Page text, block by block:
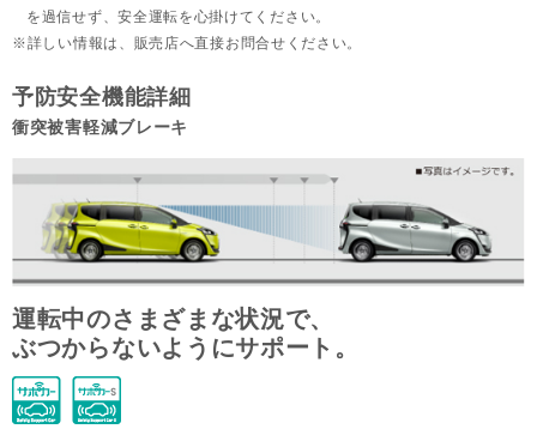
を過信せず、安全運転を心掛けてください。
詳しい情報は、販売店へ直接お問合せください。
予防安全機能詳細
衝突被害軽減ブレーキ
運転中のさまざまな状況で、
ぶつからないようにサポート。